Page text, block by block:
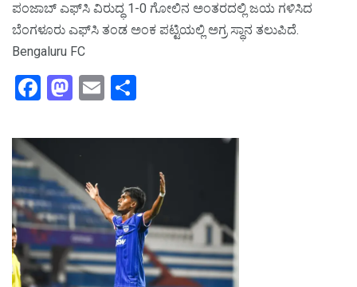
ಪಂಜಾಬ್‌ ಎಫ್‌ಸಿ ವಿರುದ್ಧ 1-0 ಗೋಲಿನ ಅಂತರದಲ್ಲಿ ಜಯ ಗಳಿಸಿದ
ಬೆಂಗಳೂರು ಎಫ್‌ಸಿ ತಂಡ ಅಂಕ ಪಟ್ಟಿಯಲ್ಲಿ ಅಗ್ರ ಸ್ಥಾನ ತಲುಪಿದೆ.
Bengaluru FC
F
c
e
b
o
o
k
M
st
o
d
o
n
E
ai ar